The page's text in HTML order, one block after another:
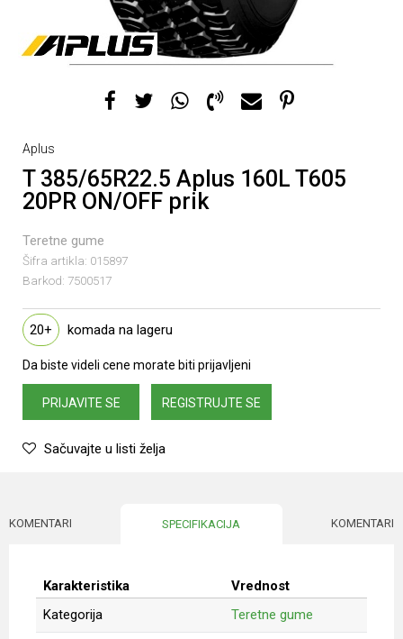
Aplus
T 385/65R22.5 Aplus 160L T605
20PR ON/OFF prik
Teretne gume
Šifra artikla: 015897
Barkod: 7500517
20+ komada na lageru
Da biste videli cene morate biti prijavljeni
PRIJAVITE SE REGISTRUJTE SE
Sačuvajte u listi želja
KOMENTARI SPECIFIKACIJA KOMENTARI
Karakteristika
Vrednost
Kategorija
Teretne gume